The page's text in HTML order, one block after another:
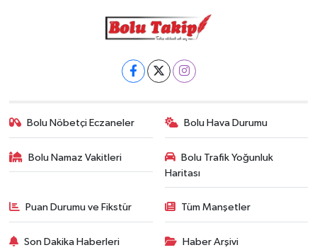
Bolu Nöbetçi Eczaneler Bolu Hava Durumu
Bolu Namaz Vakitleri
Bolu Trafik Yoğunluk
Haritası
Puan Durumu ve Fikstür Tüm Manşetler
Son Dakika Haberleri Haber Arşivi